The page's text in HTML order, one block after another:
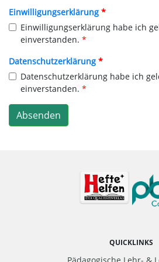
Einwilligungserklärung
Einwilligungserklärung habe ich
einverstanden.
Datenschutzerklärung
Datenschutzerklärung habe ich
einverstanden.
Absenden
QUICKLINKS